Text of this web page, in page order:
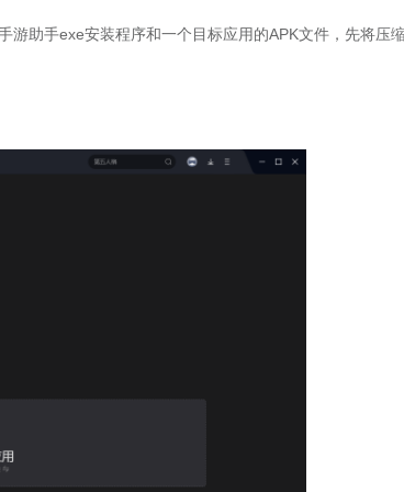
助手exe安装程序和一个目标应用的APK文件，先将压